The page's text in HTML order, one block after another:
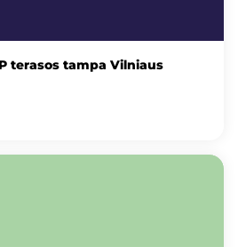
terasos tampa Vilniaus